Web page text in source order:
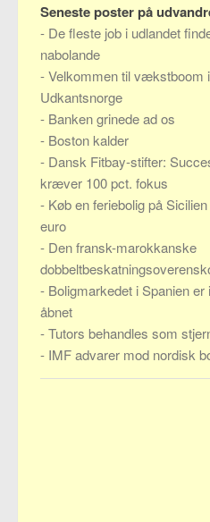
Seneste poster på
- De fleste job i udlandet
nabolande
-Velkommen til vækstboom i
Udkantsnorge
- Banken grinede ad os
- Boston kalder
- Dansk Fitbay-stifter:
kræver 100 pct. fokus
- Køb en feriebolig på
euro
- Den fransk-marokkanske
- Boligmarkedet i Spanien er
åbnet
-Tutors behandles som
- IMF advarer mod nordisk